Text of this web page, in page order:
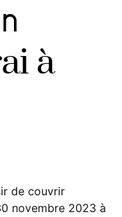
à
de couvrir
novembre 2023 à